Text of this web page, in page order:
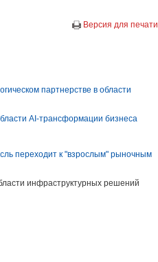
Версия для печати
партнерстве в области
AI-трансформации бизнеса
переходит к "взрослым" рыночным
инфраструктурных решений